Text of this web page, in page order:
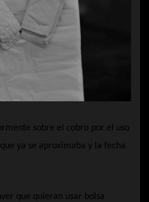
sobre el cobro por el uso
ya se aproximaba y la fecha
que quieran usar bolsa